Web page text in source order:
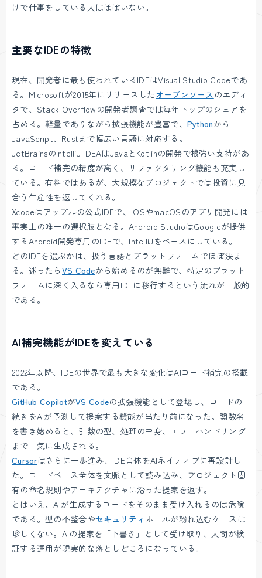
けで仕事をしている人はほぼいない。
主要なIDEの特徴
現在、開発者に最も使われているIDEはVisual Studio Codeであ
る。Microsoftが2015年にリリースした オープンソース のエディ
タで、Stack Overflowの開発者調査では毎年トップのシェアを
占める。軽量でありながら拡張機能が豊富で、 Pythonから
JavaScript、Rustまで幅広い言語に対応する。
JetBrainsのIntelliJ IDEAはJavaとKotlinの開発で根強い支持があ
る。コード補完の精度が高く、リファクタリング機能も充実し
ている。有料ではあるが、大規模なプロジェクトでは投資に見
合う生産性を返してくれる。
Xcodeはアップルの公式IDEで、iOSやmacOSのアプリ開発には
事実上の唯一の選択肢となる。Android StudioはGoogleが提供
するAndroid開発専用のIDEで、IntelliJをベースにしている。
どのIDEを選ぶかは、扱う言語とプラットフォームでほぼ決ま
る。迷ったら VS Codeから始めるのが無難で、特定のプラット
フォームに深く入るなら専用IDEに移行するという流れが一般的
である。
AI補完機能がIDEを変えている
2022年以降、IDEの世界で最も大きな変化はAIコード補完の搭載
である。
GitHub CopilotがVS Codeの拡張機能として登場し、コードの
続きをAIが予測して提案する機能が当たり前になった。関数名
を書き始めると、引数の型、処理の中身、エラーハンドリング
まで一気に生成される。
Cursorはさらに一歩進み、IDE自体をAIネイティブに再設計し
た。コードベース全体を文脈として読み込み、プロジェクト固
有の命名規則やアーキテクチャに沿った提案を返す。
とはいえ、AIが生成するコードをそのまま受け入れるのは危険
である。型の不整合やセキュリティ ホールが紛れ込むケースは
珍しくない。AIの提案を「下書き」として受け取り、人間が検
証する運用が現実的な落としどころになっている。